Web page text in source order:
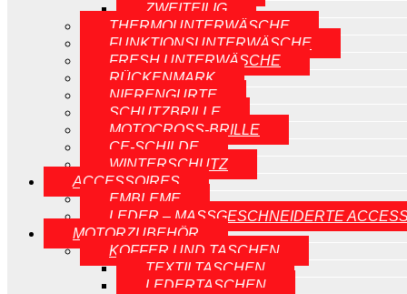
ZWEITEILIG
THERMOUNTERWÄSCHE
FUNKTIONSUNTERWÄSCHE
FRESH UNTERWÄSCHE
RÜCKENMARK
NIERENGURTE
SCHUTZBRILLE
MOTOCROSS-BRILLE
CE-SCHILDE
WINTERSCHUTZ
ACCESSOIRES
EMBLEME
LEDER – MASSGESCHNEIDERTE
MOTORZUBEHÖR
KOFFER UND TASCHEN
TEXTILTASCHEN
LEDERTASCHEN